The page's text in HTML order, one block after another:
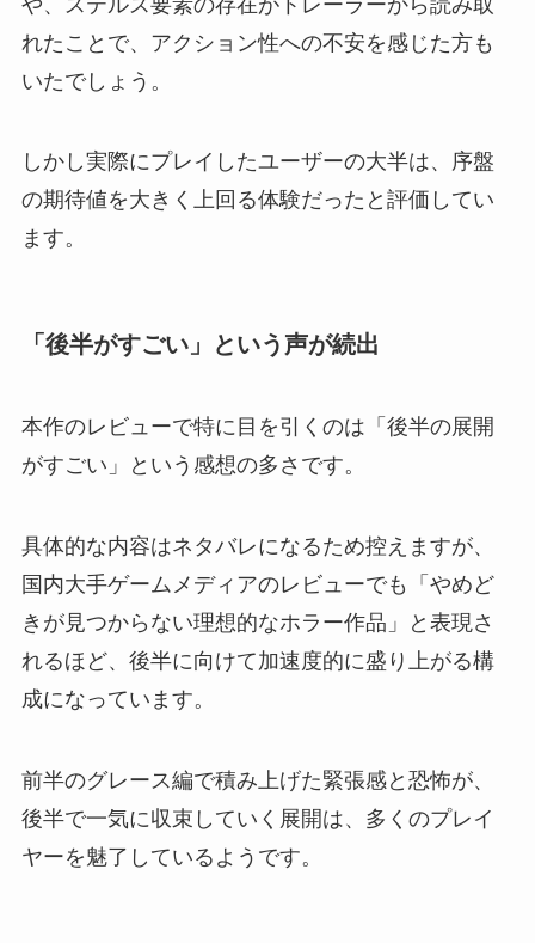
れたことで、アクション性への不安を感じた方も
いたでしょう。
しかし実際にプレイしたユーザーの大半は、序盤
の期待値を大きく上回る体験だったと評価してい
ます。
「後半がすごい」という声が続出
本作のレビューで特に目を引くのは「後半の展開
がすごい」という感想の多さです。
具体的な内容はネタバレになるため控えますが、
国内大手ゲームメディアのレビューでも「やめど
きが見つからない理想的なホラー作品」と表現さ
れるほど、後半に向けて加速度的に盛り上がる構
成になっています。
前半のグレース編で積み上げた緊張感と恐怖が、
後半で一気に収束していく展開は、多くのプレイ
ヤーを魅了しているようです。